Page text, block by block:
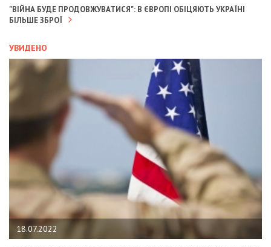
"ВІЙНА БУДЕ ПРОДОВЖУВАТИСЯ": В ЄВРОПІ ОБІЦЯЮТЬ УКРАЇНІ
БІЛЬШЕ ЗБРОЇ
УВИДЕНО
18.07.2022